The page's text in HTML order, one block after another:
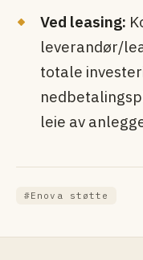
Ved leasing:
leverandør/
totale
leie av
#Enova støtte